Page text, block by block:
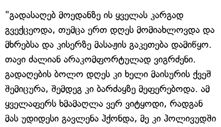
"გადასაღებ მოედანზე ის ყველას კარგად
გვექცეოდა, თუმცა ერთ დღეს მომიახლოვდა და
მხრებსა და კისერზე მასაჟის გაკეთება დამიწყო.
თავი ძალიან არაკომფორტულად ვიგრძენი.
გადაღების ბოლო დღეს კი ხელი მაისურის ქვეშ
შემიცურა, შემდეგ კი ბარძაყზე მეფერებოდა. ამ
ყველაფერს ხმამაღლა ვერ ვიტყოდი, რადგან
მას უდიდესი გავლენა ჰქონდა, მე კი ჰოლივუდში